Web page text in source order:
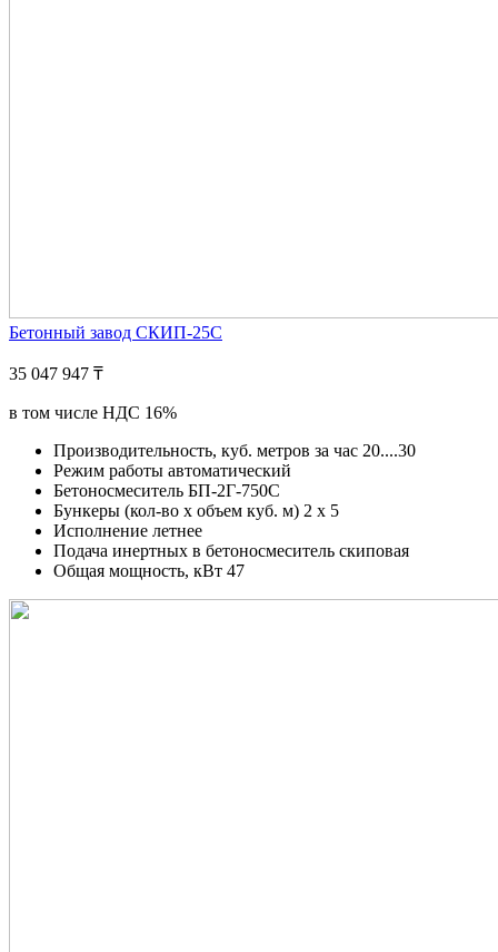
Бетонный завод СКИП-25С
35 047 947 ₸
в том числе НДС 16%
Производительность, куб. метров за час 20....30
Режим работы автоматический
Бетоносмеситель БП-2Г-750С
Бункеры (кол-во х объем куб. м) 2 х 5
Исполнение летнее
Подача инертных в бетоносмеситель скиповая
Общая мощность, кВт 47